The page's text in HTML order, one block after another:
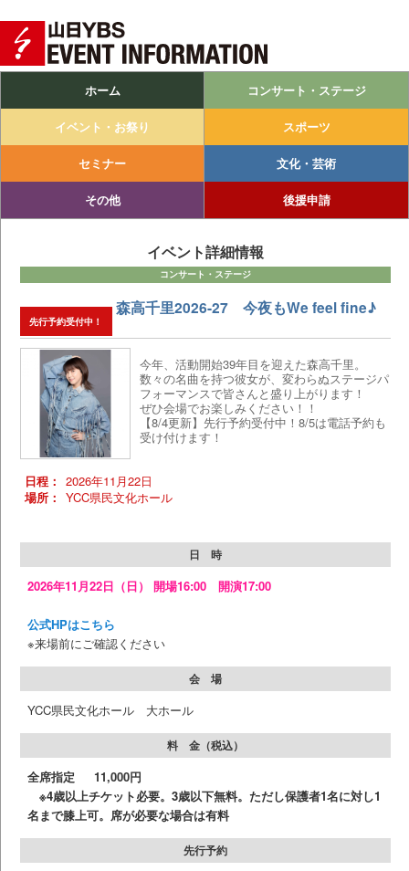
ホーム コンサート・ステージ
イベント・お祭り スポーツ
セミナー 文化・芸術
その他 後援申請
イベント詳細情報
コンサート・ステージ
先行予約受付中！
森高千里2026-27 今夜もWe feel fine♪
今年、活動開始39年目を迎えた森高千里。
数々の名曲を持つ彼女が、変わらぬステージパ
フォーマンスで皆さんと盛り上がります！
ぜひ会場でお楽しみください！！
【8/4更新】先行予約受付中！8/5は電話予約も
受け付けます！
日程： 2026年11月22日
場所： YCC県民文化ホール
日 時
2026年11月22日（日） 開場16:00 開演17:00
公式HPはこちら
※来場前にご確認ください
会 場
YCC県民文化ホール 大ホール
料 金（税込）
全席指定 11,000円
※4歳以上チケット必要。3歳以下無料。ただし保護者1名に対し1
名まで膝上可。席が必要な場合は有料
先行予約